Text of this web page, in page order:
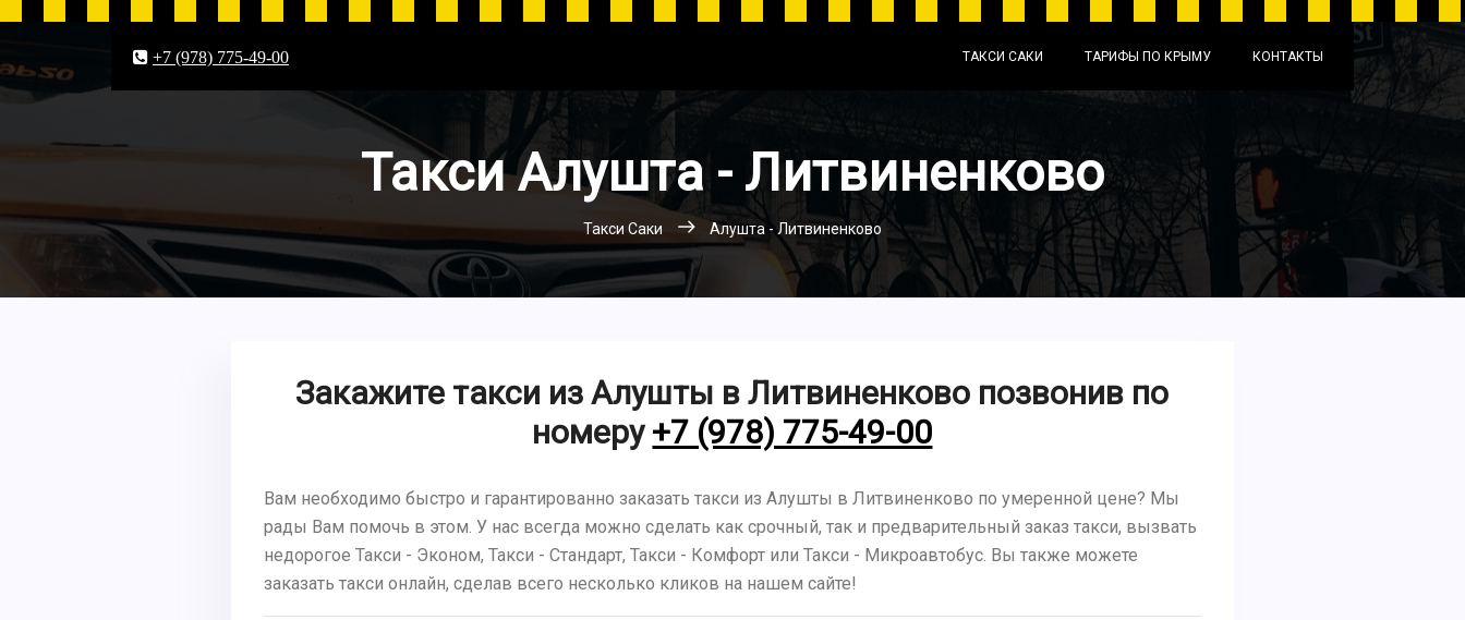
+7 (978) 775-49-00 ТАКСИ САКИ ТАРИФЫ ПО КРЫМУ КОНТАКТЫ
Такси Алушта - Литвиненково
Такси Саки Алушта - Литвиненково
Закажите такси из Алушты в Литвиненково позвонив по
номеру +7 (978) 775-49-00
Вам необходимо быстро и гарантированно заказать такси из Алушты в Литвиненково по умеренной цене? Мы
рады Вам помочь в этом. У нас всегда можно сделать как срочный, так и предварительный заказ такси, вызвать
недорогое Такси - Эконом, Такси - Стандарт, Такси - Комфорт или Такси - Микроавтобус. Вы также можете
заказать такси онлайн, сделав всего несколько кликов на нашем сайте!